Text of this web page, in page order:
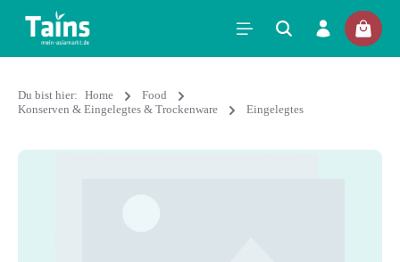
Du bist hier: Home
Food
Konserven & Eingelegtes & Trockenware
Eingelegtes